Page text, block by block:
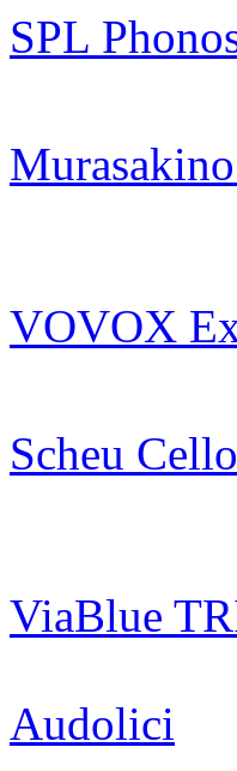
SPL
VOVOX
Scheu Cello
ViaBlue
Audolici